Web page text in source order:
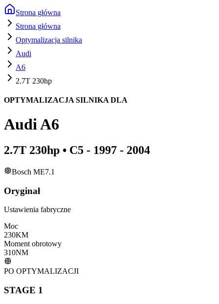
Strona główna
Strona główna
Optymalizacja silnika
Audi
A6
2.7T 230hp
OPTYMALIZACJA SILNIKA DLA
AudiA6
2.7T 230hp • C5 - 1997 - 2004
Bosch ME7.1
Oryginał
Ustawienia fabryczne
Moc
230KM
Moment obrotowy
310NM
PO OPTYMALIZACJI
STAGE 1